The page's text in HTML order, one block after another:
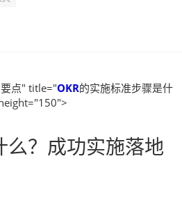
点" title="OKR的实施标准步骤是什
？成功实施落地